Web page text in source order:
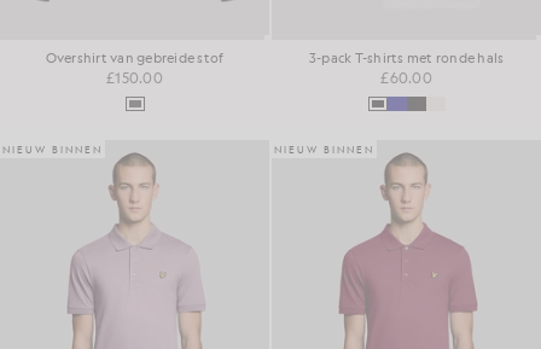
Overshirt van gebreide stof
£150.00
3-pack T-shirts met ronde hals
£60.00
NIEUW BINNEN NIEUW BINNEN